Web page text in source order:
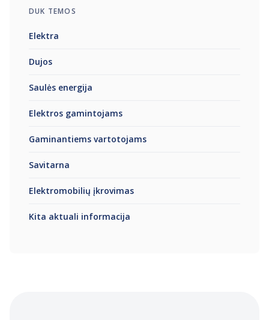
DUK TEMOS
Elektra
Dujos
Saulės energija
Elektros gamintojams
Gaminantiems vartotojams
Savitarna
Elektromobilių įkrovimas
Kita aktuali informacija